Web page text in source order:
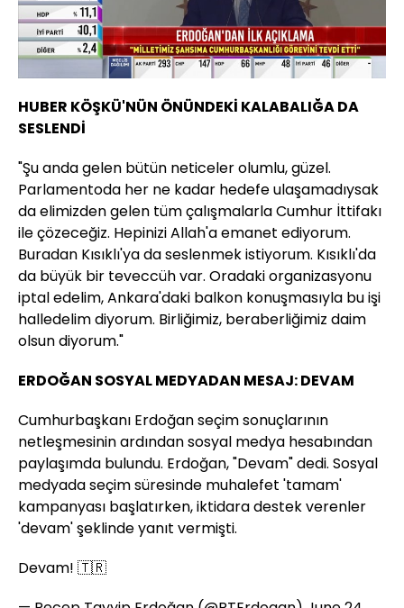
Sesi
Aç
Yüklendi
:
0.00%
Oynatma
Hızı
HUBER KÖŞKÜ'NÜN ÖNÜNDEKİ KALABALIĞA DA
SESLENDİ
"Şu anda gelen bütün neticeler olumlu, güzel.
Parlamentoda her ne kadar hedefe ulaşamadıysak
da elimizden gelen tüm çalışmalarla Cumhur İttifakı
ile çözeceğiz. Hepinizi Allah'a emanet ediyorum.
Buradan Kısıklı'ya da seslenmek istiyorum. Kısıklı'da
da büyük bir teveccüh var. Oradaki organizasyonu
iptal edelim, Ankara'daki balkon konuşmasıyla bu işi
halledelim diyorum. Birliğimiz, beraberliğimiz daim
olsun diyorum."
ERDOĞAN SOSYAL MEDYADAN MESAJ: DEVAM
Cumhurbaşkanı Erdoğan seçim sonuçlarının
netleşmesinin ardından sosyal medya hesabından
paylaşımda bulundu. Erdoğan, "Devam" dedi. Sosyal
medyada seçim süresinde muhalefet 'tamam'
kampanyası başlatırken, iktidara destek verenler
'devam' şeklinde yanıt vermişti.
Devam! 🇹🇷